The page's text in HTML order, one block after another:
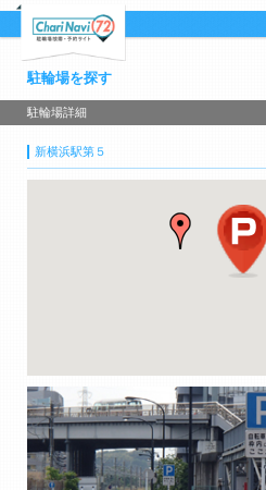
駐輪場を探す
駐輪場詳細
新横浜駅第５